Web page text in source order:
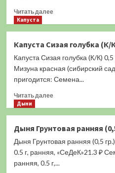
гр.
Читать далееПрочитать
Боксёр
(К/
К)
0,5
(Лучшая
Капуста
Капуста Сизая голубка
Капуста Сизая голубка (К/К)
Мизуна красная (сибирский
пригодится: Семена...
Читать далееПрочитать
Сизая
голубка
(К/
0,5
Дыни
Дыня Грунтовая ранняя
Дыня Грунтовая ранняя (0,5
0.5 г, ранняя, «СеДеК»21.3 ₽
ранняя, 0.5 г,...